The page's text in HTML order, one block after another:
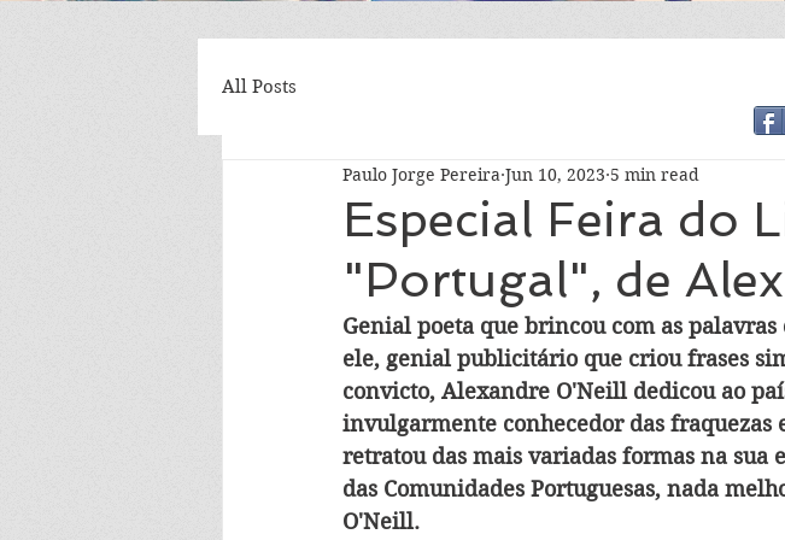
All Posts
Especial Feira do
"Portugal", de
Paulo Jorge Pereira Jun 10, 2023 5 min read
Genial poeta que brincou com as
ele, genial publicitário que criou frases
convicto, Alexandre O'Neill dedicou ao
invulgarmente conhecedor das fraquezas
retratou das mais variadas formas na sua
das Comunidades Portuguesas, nada
O'Neill.